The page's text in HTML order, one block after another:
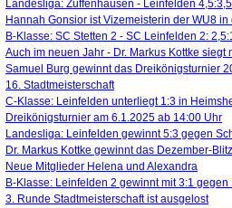
Landesliga: Zuffenhausen - Leinfelden 4,5:3,5
Hannah Gonsior ist Vizemeisterin der WU8 in
B-Klasse: SC Stetten 2 - SC Leinfelden 2:
Auch im neuen Jahr - Dr. Markus Kottke
Samuel Burg gewinnt das Dreikönigsturnier
16. Stadtmeisterschaft
C-Klasse: Leinfelden unterliegt 1:3 in
Dreikönigsturnier am 6.1.2025 ab 14:00 Uhr
Landesliga: Leinfelden gewinnt 5:3 gegen
Dr. Markus Kottke gewinnt das Dezember-
Neue Mitglieder Helena und Alexandra
B-Klasse: Leinfelden 2 gewinnt mit 3:1
3. Runde Stadtmeisterschaft ist ausgelost